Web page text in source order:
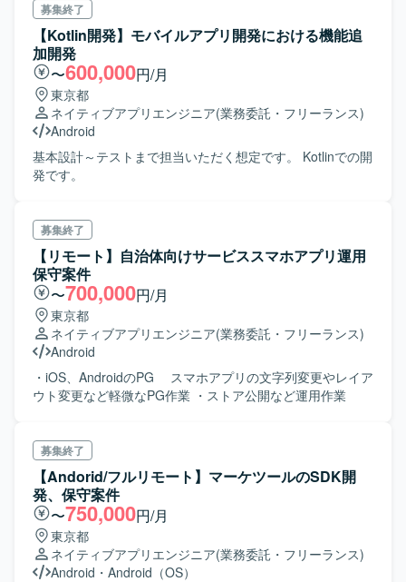
募集終了
【Kotlin開発】モバイルアプリ開発における機能追
加開発
〜600,000円/月
東京都
ネイティブアプリエンジニア(業務委託・フリーランス)
Android
基本設計～テストまで担当いただく想定です。 Kotlinでの開
発です。
募集終了
【リモート】自治体向けサービススマホアプリ運用
保守案件
〜700,000円/月
東京都
ネイティブアプリエンジニア(業務委託・フリーランス)
Android
・iOS、AndroidのPG スマホアプリの文字列変更やレイア
ウト変更など軽微なPG作業 ・ストア公開など運用作業
募集終了
【Andorid/フルリモート】マーケツールのSDK開
発、保守案件
〜750,000円/月
東京都
ネイティブアプリエンジニア(業務委託・フリーランス)
Android ・ Android（OS）